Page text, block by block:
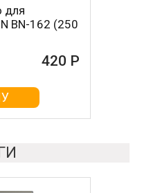
для
BN-162 (250
420 Р
BN-603